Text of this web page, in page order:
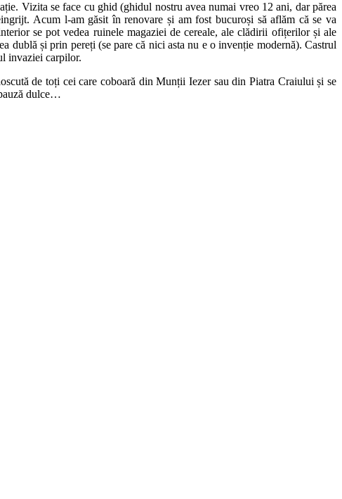
Vizita se face cu ghid (ghidul nostru avea numai vreo 12 ani, dar părea
Acum l-am găsit în renovare și am fost bucuroși să aflăm că se va
se pot vedea ruinele magaziei de cereale, ale clădirii ofițerilor și ale
dublă și prin pereți (se pare că nici asta nu e o invenție modernă). Castrul
invaziei carpilor.
de toți cei care coboară din Munții Iezer sau din Piatra Craiului și se
dulce…